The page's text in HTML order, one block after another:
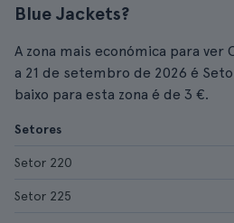
Blue Jackets?
A zona mais económica para ver
a 21 de setembro de 2026 é
baixo para esta zona é de 3 €.
Setores
Setor 220
Setor 225